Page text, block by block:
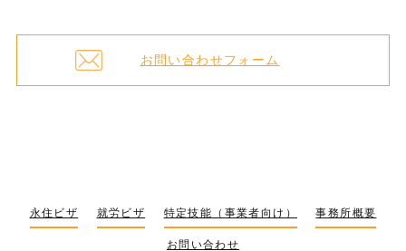
お問い合わせフォーム
永住ビザ 就労ビザ 特定技能（事業者向け） 事務所概要
お問い合わせ